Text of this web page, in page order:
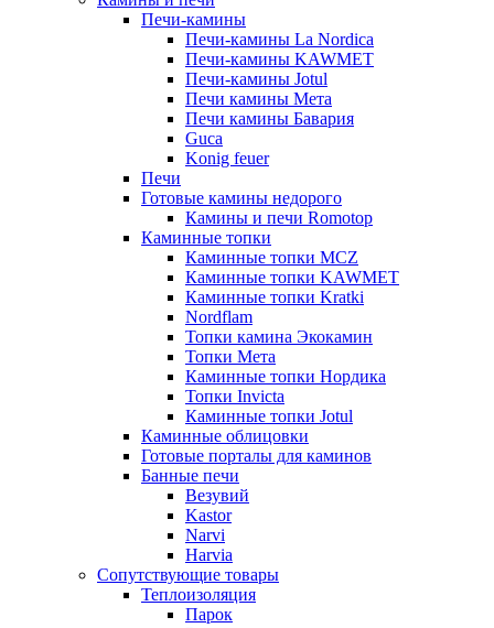
Печи-камины
Печи-камины La Nordica
Печи-камины KAWMET
Печи-камины Jotul
Печи камины Мета
Печи камины Бавария
Guca
Konig feuer
Печи
Готовые камины недорого
Камины и печи Romotop
Каминные топки
Каминные топки MCZ
Каминные топки KAWMET
Каминные топки Kratki
Nordflam
Топки камина Экокамин
Топки Мета
Каминные топки Нордика
Топки Invicta
Каминные топки Jotul
Каминные облицовки
Готовые порталы для каминов
Банные печи
Везувий
Kastor
Narvi
Harvia
Сопутствующие товары
Теплоизоляция
Парок